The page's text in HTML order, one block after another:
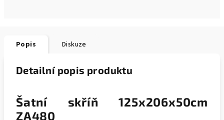
Popis Diskuze
Detailní popis produktu
Šatní skříň 125x206x50cm
ZA480